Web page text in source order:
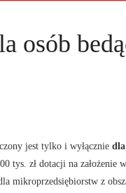
osób
jest tylko i wyłącznie dla
tys. zł dotacji na założenie
mikroprzedsiębiorstw z